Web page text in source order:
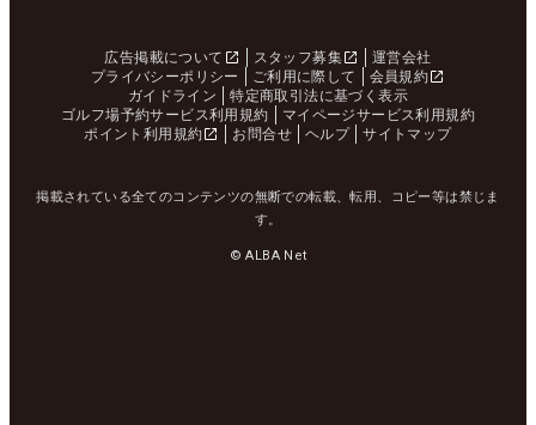
広告掲載について スタッフ募集
運営会社
プライバシーポリシー
ご利用に際して
会員規約
ガイドライン
特定商取引法に基づく表示
ゴルフ場予約サービス利用規約
マイページサービス利用規約
ポイント利用規約
お問合せ ヘルプ サイトマップ
掲載されている全てのコンテンツの無断での転載、転用、コピー等は禁じま
す。
© ALBA Net